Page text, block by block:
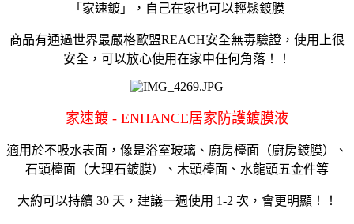
「家速鍍」，自己在家也可以輕鬆鍍膜
商品有通過世界最嚴格歐盟REACH安全無毒驗證，使用上很
安全，可以放心使用在家中任何角落！！
家速鍍 - ENHANCE居家防護鍍膜液
適用於不吸水表面，像是浴室玻璃、廚房檯面（廚房鍍膜）、
石頭檯面（大理石鍍膜）、木頭檯面、水龍頭五金件等
大約可以持續 30 天，建議一週使用 1-2 次，會更明顯！！